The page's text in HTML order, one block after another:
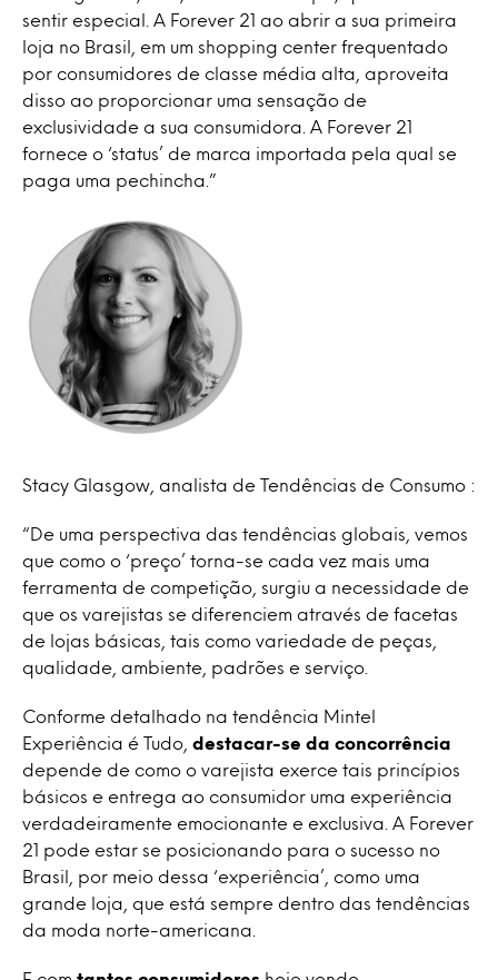
sentir especial. A Forever 21 ao abrir a sua primeira
loja no Brasil, em um shopping center frequentado
por consumidores de classe média alta, aproveita
disso ao proporcionar uma sensação de
exclusividade a sua consumidora. A Forever 21
fornece o ‘status’ de marca importada pela qual se
paga uma pechincha.”
Stacy Glasgow, analista de Tendências de Consumo :
“De uma perspectiva das tendências globais, vemos
que como o ‘preço’ torna-se cada vez mais uma
ferramenta de competição, surgiu a necessidade de
que os varejistas se diferenciem através de facetas
de lojas básicas, tais como variedade de peças,
qualidade, ambiente, padrões e serviço.
Conforme detalhado na tendência Mintel
Experiência é Tudo, destacar-se da concorrência
depende de como o varejista exerce tais princípios
básicos e entrega ao consumidor uma experiência
verdadeiramente emocionante e exclusiva. A Forever
21 pode estar se posicionando para o sucesso no
Brasil, por meio dessa ‘experiência’, como uma
grande loja, que está sempre dentro das tendências
da moda norte-americana.